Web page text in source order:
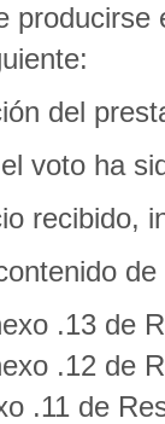
del
voto ha
recibido,
.13 de
.12 de
.11 de